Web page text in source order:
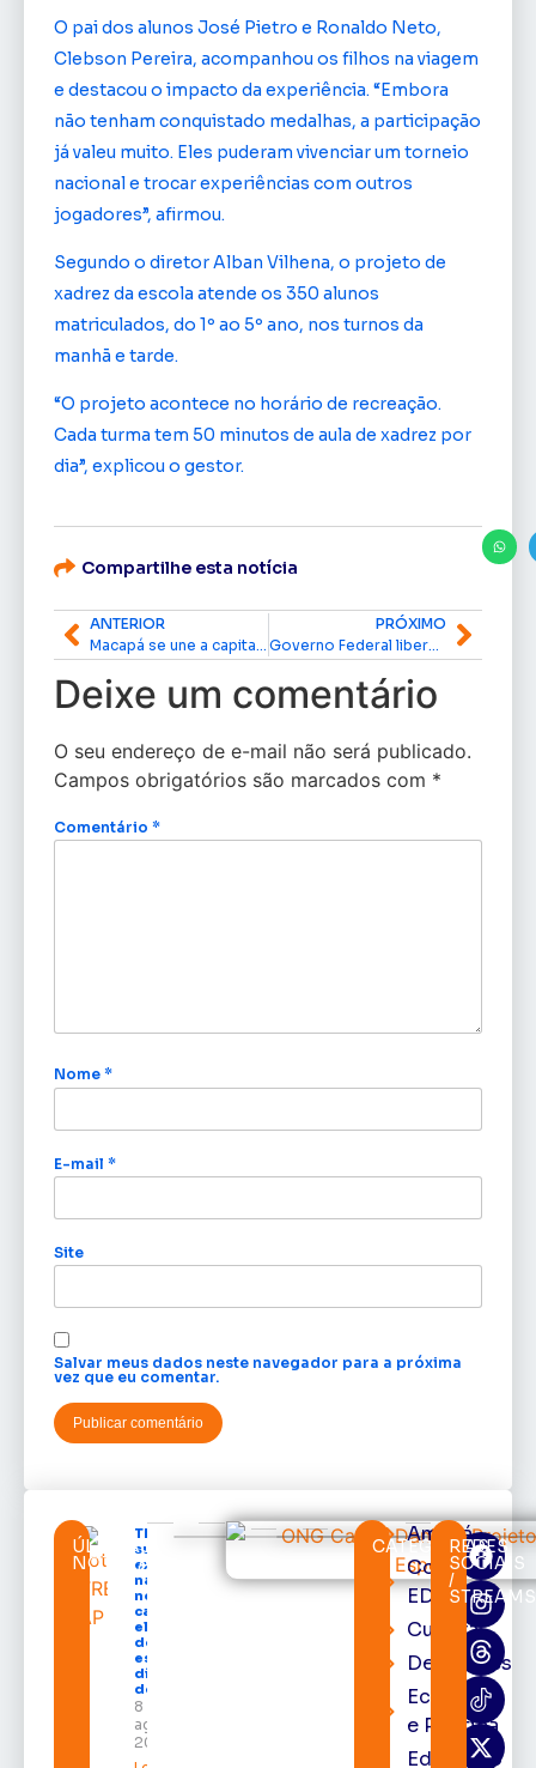
O pai dos alunos José Pietro e Ronaldo Neto,
Clebson Pereira, acompanhou os filhos na viagem
e destacou o impacto da experiência. “Embora
não tenham conquistado medalhas, a participação
já valeu muito. Eles puderam vivenciar um torneio
nacional e trocar experiências com outros
jogadores”, afirmou.
Segundo o diretor Alban Vilhena, o projeto de
xadrez da escola atende os 350 alunos
matriculados, do 1º ao 5º ano, nos turnos da
manhã e tarde.
“O projeto acontece no horário de recreação.
Cada turma tem 50 minutos de aula de xadrez por
dia”, explicou o gestor.
Compartilhe esta notícia
ANTERIOR
PRÓXIMO
Governo Federal libera R$ 500 milhões em microcrédito para pequenos produtores da Amazônia
Deixe um comentário
O seu endereço de e-mail não será publicado.
Campos obrigatórios são marcados com *
Comentário *
Nome *
E-mail *
Site
Salvar meus dados neste navegador para a próxima
vez que eu comentar.
ÚLTIMAS
NOTÍCIAS
TRE-AP
suspende
expediente
na sede e
nos
cartórios
eleitorais
de todo o
estado nos
dias 10 e 11
de agosto
8 de
agosto de
2026
CATEGORIAS
Amapá
Cortes
EDcast
Cultura
Destaques
Economia
e Política
Educação
REDES
SOCIAIS
/
STREAMS